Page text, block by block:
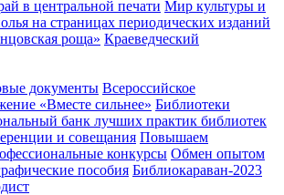
в центральной печати Мир культуры и
на страницах периодических изданий
роща» Краеведческий
документы Всероссийское
«Вместе сильнее» Библиотеки
банк лучших практик библиотек
и совещания Повышаем
конкурсы Обмен опытом
пособия Библиокараван-2023